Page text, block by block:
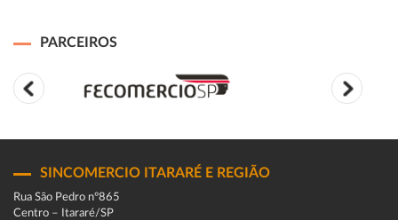
PARCEIROS
SINCOMERCIO ITARARÉ E REGIÃO
Rua São Pedro n°865
Centro – Itararé/SP